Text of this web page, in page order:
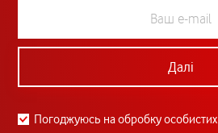
Далі
Погоджуюсь на обробку